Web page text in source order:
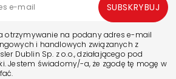
otrzymywanie na podany adres e-mail
i handlowych związanych z
Dublin Sp. z o.o., działającego pod
Jestem świadomy/-a, że zgodę tę mogę w
SUBSKRYBUJ